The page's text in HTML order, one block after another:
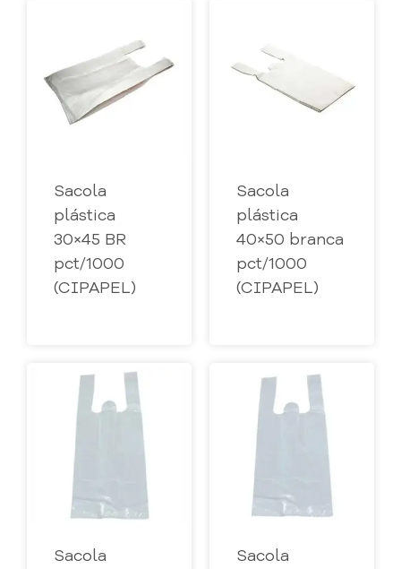
Sacola
plástica
30×45 BR
pct/1000
(CIPAPEL)
Sacola
plástica
40×50 branca
pct/1000
(CIPAPEL)
Sacola
Sacola